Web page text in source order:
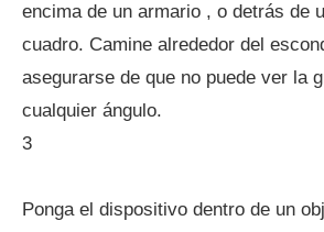
encima de un armario , o detrás de
cuadro. Camine alrededor del
asegurarse de que no puede ver la
cualquier ángulo.
3
Ponga el dispositivo dentro de un